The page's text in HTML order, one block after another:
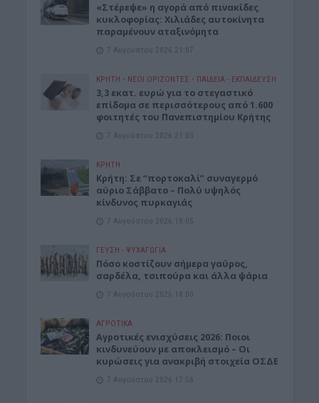
«Στέρεψε» η αγορά από πινακίδες
κυκλοφορίας: Χιλιάδες αυτοκίνητα
παραμένουν αταξινόμητα
7 Αυγούστου 2026 21:07
ΚΡΗΤΗ • ΝΕΟΙ ΟΡΙΖΟΝΤΕΣ • ΠΑΙΔΕΙΑ - ΕΚΠΑΙΔΕΥΣΗ
3,3 εκατ. ευρώ για το στεγαστικό
επίδομα σε περισσότερους από 1.600
φοιτητές του Πανεπιστημίου Κρήτης
7 Αυγούστου 2026 21:03
ΚΡΗΤΗ
Κρήτη: Σε “πορτοκαλί” συναγερμό
αύριο Σάββατο – Πολύ υψηλός
κίνδυνος πυρκαγιάς
7 Αυγούστου 2026 18:05
ΓΕΎΣΗ - ΨΥΧΑΓΩΓΊΑ
Πόσο κοστίζουν σήμερα γαύρος,
σαρδέλα, τσιπούρα και άλλα ψάρια
7 Αυγούστου 2026 18:00
ΑΓΡΟΤΙΚΑ
Αγροτικές ενισχύσεις 2026: Ποιοι
κινδυνεύουν με αποκλεισμό – Οι
κυρώσεις για ανακριβή στοιχεία ΟΣΔΕ
7 Αυγούστου 2026 17:56